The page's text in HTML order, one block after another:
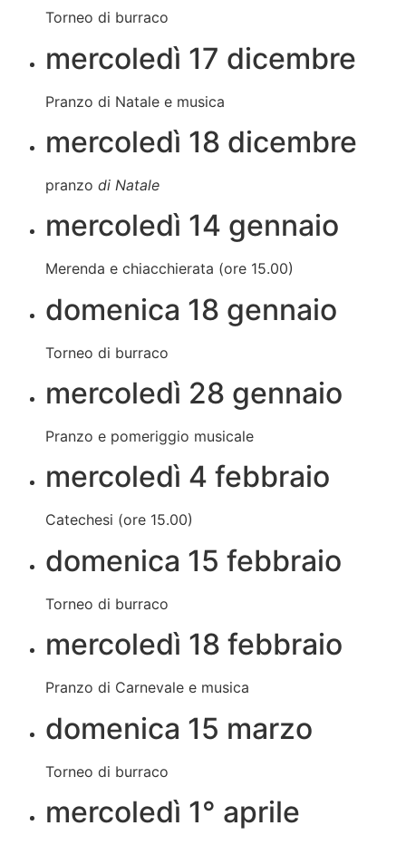
Torneo di burraco
mercoledì 17 dicembre
Pranzo di Natale e musica
mercoledì 18 dicembre
pranzo di Natale
mercoledì 14 gennaio
Merenda e chiacchierata (ore 15.00)
domenica 18 gennaio
Torneo di burraco
mercoledì 28 gennaio
Pranzo e pomeriggio musicale
mercoledì 4 febbraio
Catechesi (ore 15.00)
domenica 15 febbraio
Torneo di burraco
mercoledì 18 febbraio
Pranzo di Carnevale e musica
domenica 15 marzo
Torneo di burraco
mercoledì 1° aprile